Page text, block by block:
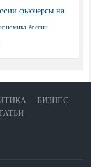
фьючерсы на
России
БИЗНЕС